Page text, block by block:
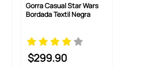
Gorra Casual Star Wars
Bordada Textil Negra
$299.90